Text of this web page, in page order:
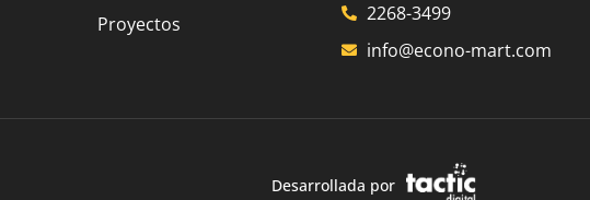
Proyectos
2268-3499
info@econo-mart.com
Desarrollada por